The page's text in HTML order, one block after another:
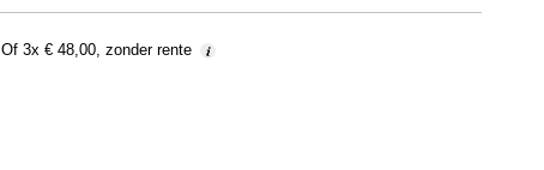
Of 3x € 48,00, zonder rente